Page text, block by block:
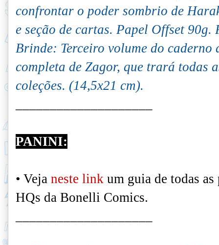
confrontar o poder sombrio de
e seção de cartas. Papel Offset
Brinde: Terceiro volume do caderno
completa de Zagor, que trará todas
coleções. (14,5x21 cm).
PANINI:
• Veja neste link um guia de todas
HQs da Bonelli Comics.